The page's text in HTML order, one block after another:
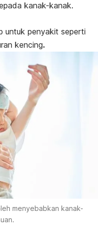
kanak-kanak.
untuk penyakit seperti
kencing.
menyebabkan kanak-